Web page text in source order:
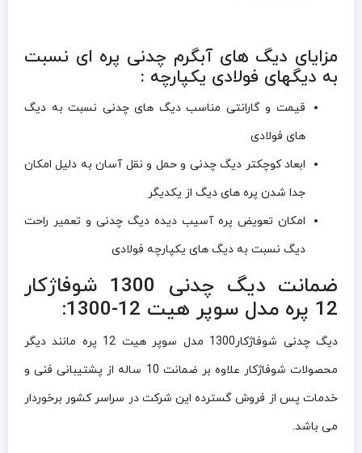
مزایای دیگ های آبگرم چدنی پره ای نسبت
به دیگهای فولادی یکپارچه :
قیمت و گارانتی مناسب دیگ های چدنی نسبت به دیگ
های فولادی
ابعاد کوچکتر دیگ چدنی و حمل و نقل آسان به دلیل امکان
جدا شدن پره های دیگ از یکدیگر
امکان تعویض پره آسیب دیده دیگ چدنی و تعمیر راحت
دیگ نسبت به دیگ های یکپارچه فولادی
ضمانت دیگ چدنی 1300 شوفاژکار
12 پره مدل سوپر هیت 12-1300:
دیگ چدنی شوفاژکار1300 مدل سوپر هیت 12 پره مانند دیگر
محصولات شوفاژکار علاوه بر ضمانت 10 ساله از پشتیبانی فنی و
خدمات پس از فروش گسترده این شرکت در سراسر کشور برخوردار
می باشد.